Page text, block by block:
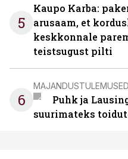
5
Kaupo Karba:
arusaam, et
keskkonnale
teistsugust pilti
6
MAJANDUSTULEMUSED
Puhk ja
suurimateks